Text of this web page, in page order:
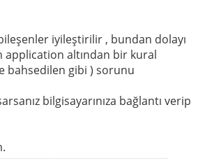
iyileştirilir , bundan dolayı
application altından bir kural
bahsedilen gibi ) sorunu
bilgisayarınıza bağlantı verip